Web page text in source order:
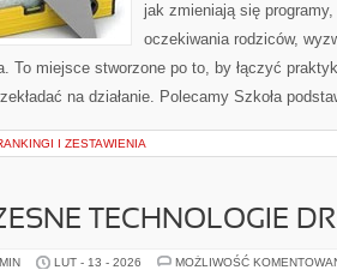
jak zmieniają się
oczekiwania rodziców,
To miejsce stworzone po to, by łączyć
na działanie. Polecamy Szkoła
I ZESTAWIENIA
TECHNOLOGIE
LUT - 13 - 2026 MOŻLIWOŚĆ